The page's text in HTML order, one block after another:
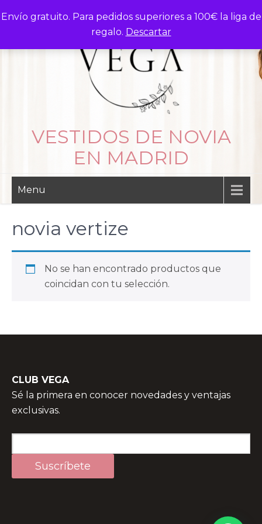
Envío gratuito. Para pedidos superiores a 100€ la liga de
regalo. Descartar
to
VESTIDOS DE NOVIA
EN MADRID
Menu
novia vertize
No se han encontrado productos que
coincidan con tu selección.
CLUB VEGA
Sé la primera en conocer novedades y ventajas
exclusivas.